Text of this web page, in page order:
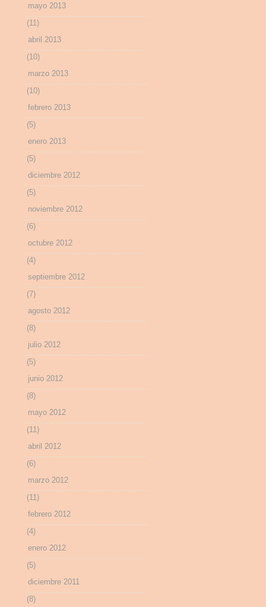
mayo 2013
(11)
abril 2013
(10)
marzo 2013
(10)
febrero 2013
(5)
enero 2013
(5)
diciembre 2012
(5)
noviembre 2012
(6)
octubre 2012
(4)
septiembre 2012
(7)
agosto 2012
(8)
julio 2012
(5)
junio 2012
(8)
mayo 2012
(11)
abril 2012
(6)
marzo 2012
(11)
febrero 2012
(4)
enero 2012
(5)
diciembre 2011
(8)